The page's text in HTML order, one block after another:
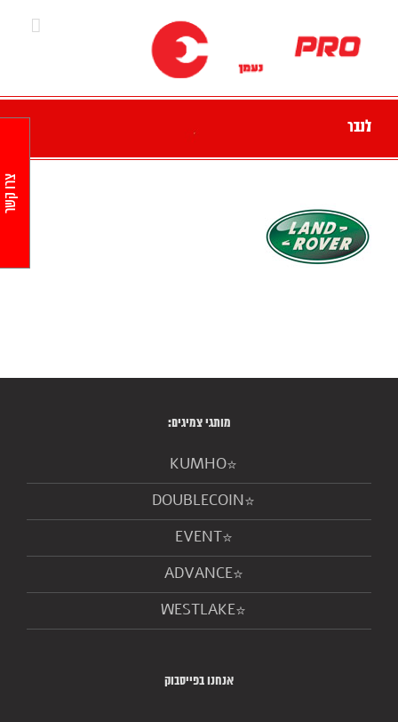
content
לנד רובר
מותגי צמיגים:
KUMHO
DOUBLECOIN
EVENT
ADVANCE
WESTLAKE
אנחנו בפייסבוק
צרו קשר